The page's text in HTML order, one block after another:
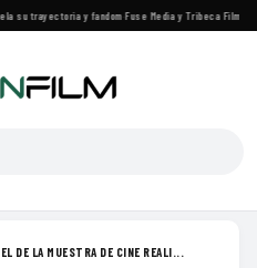
su trayectoria y fandom·Fuse Media y Tribeca Films
DE LA MUESTRA DE CINE REALI...